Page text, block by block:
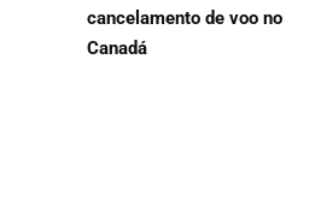
cancelamento de voo no
Canadá